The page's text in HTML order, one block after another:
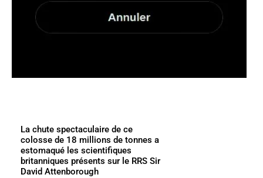
La chute spectaculaire de ce
colosse de 18 millions de tonnes a
estomaqué les scientifiques
britanniques présents sur le RRS Sir
David Attenborough